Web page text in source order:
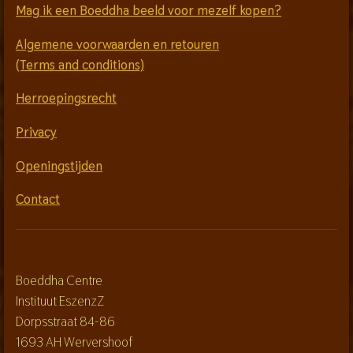
Mag ik een Boeddha beeld voor mezelf kopen?
Algemene voorwaarden en retouren
(Terms and conditions)
Herroepingsrecht
Privacy
Openingstijden
Contact
Boeddha Centre
Instituut EszenzZ
Dorpsstraat 84-86
1693 AH Wervershoof